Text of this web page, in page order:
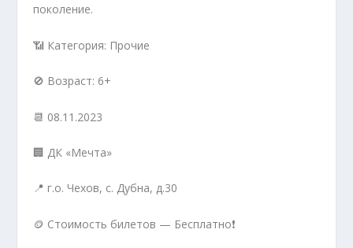
поколение.
📶 Категория: Прочие
🚫 Возраст: 6+
📆 08.11.2023
🏢 ДК «Мечта»
📍 г.о. Чехов, с. Дубна, д.30
🪙 Стоимость билетов — Бесплатно❗️